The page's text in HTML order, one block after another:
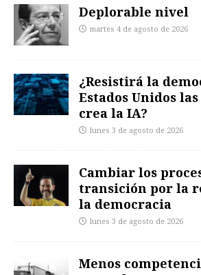
Deplorable nivel
martes 4 de agosto de 2026
¿Resistirá la
Estados Unidos
crea la IA?
lunes 3 de agosto de 2026
Cambiar los
transición por la
la democracia
lunes 3 de agosto de 2026
Menos